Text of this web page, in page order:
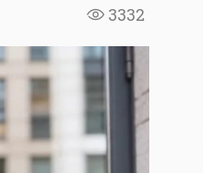
3332